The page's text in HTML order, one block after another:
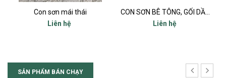
Con sơn mái thái
Liên hệ
Liên hệ
SẢN PHẨM BÁN CHẠY